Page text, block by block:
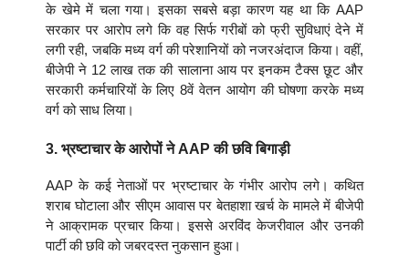
के खेमे में चला गया। इसका सबसे बड़ा कारण यह था कि AAP
सरकार पर आरोप लगे कि वह सिर्फ गरीबों को फ्री सुविधाएं देने में
लगी रही, जबकि मध्य वर्ग की परेशानियों को नजरअंदाज किया। वहीं,
बीजेपी ने 12 लाख तक की सालाना आय पर इनकम टैक्स छूट और
सरकारी कर्मचारियों के लिए 8वें वेतन आयोग की घोषणा करके मध्य
वर्ग को साध लिया।
3. भ्रष्टाचार के आरोपों ने AAP की छवि बिगाड़ी
AAP के कई नेताओं पर भ्रष्टाचार के गंभीर आरोप लगे। कथित
शराब घोटाला और सीएम आवास पर बेतहाशा खर्च के मामले में बीजेपी
ने आक्रामक प्रचार किया। इससे अरविंद केजरीवाल और उनकी
पार्टी की छवि को जबरदस्त नुकसान हुआ।